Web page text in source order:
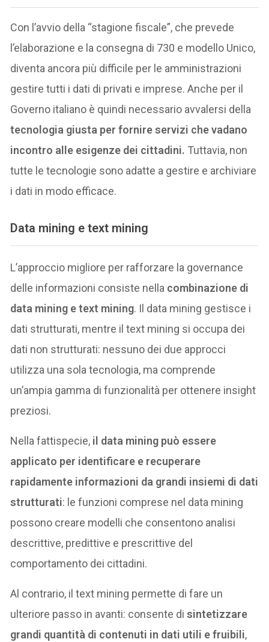
Con l’avvio della “stagione fiscale”, che prevede
l’elaborazione e la consegna di 730 e modello Unico,
diventa ancora più difficile per le amministrazioni
gestire tutti i dati di privati e imprese. Anche per il
Governo italiano è quindi necessario avvalersi della
tecnologia giusta per fornire servizi che vadano
incontro alle esigenze dei cittadini. Tuttavia, non
tutte le tecnologie sono adatte a gestire e archiviare
i dati in modo efficace.
Data mining e text mining
L’approccio migliore per rafforzare la governance
delle informazioni consiste nella combinazione di
data mining e text mining. Il data mining gestisce i
dati strutturati, mentre il text mining si occupa dei
dati non strutturati: nessuno dei due approcci
utilizza una sola tecnologia, ma comprende
un’ampia gamma di funzionalità per ottenere insight
preziosi.
Nella fattispecie, il data mining può essere
applicato per identificare e recuperare
rapidamente informazioni da grandi insiemi di dati
strutturati: le funzioni comprese nel data mining
possono creare modelli che consentono analisi
descrittive, predittive e prescrittive del
comportamento dei cittadini.
Al contrario, il text mining permette di fare un
ulteriore passo in avanti: consente disintetizzare
grandi quantità di contenuti in dati utili e fruibili,